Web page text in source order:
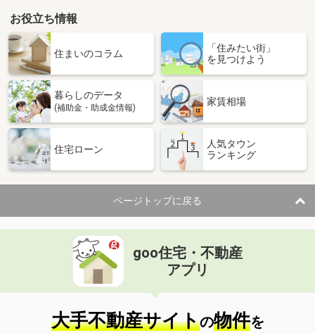
鳥取県鳥取市安長
価 格
5.20万円
鳥取県鳥取市安長
専有面積 33.39m²
間取り
ワンルーム
鳥取県東伯郡琴浦町大字徳万
住 所
鳥取県東伯郡琴浦町大字徳万
専有面積 45.39m²
間取り
2DK
鳥取県鳥取市国府町宮下
価 格
住 所
鳥取県鳥取市国府町宮下
専有面積 55.47m²
間取り
2LDK
お役立ち情報
住まいのコラム
「住みたい街」
を見つけよう
暮らしのデータ
(補助金・助成金情報)
家賃相場
住宅ローン
人気タウン
ランキング
ページトップに戻る
goo住宅・不動産
アプリ
大手不動産サイトの物件を